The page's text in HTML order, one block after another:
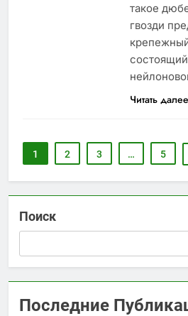
такое
гвозди
Читать далее
1 2 3 … 5
Поиск
Последние